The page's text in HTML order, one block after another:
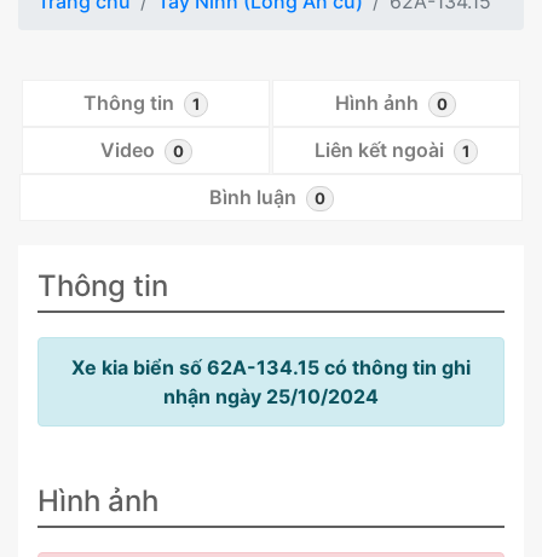
Thông tin 1 Hình ảnh 0
Video 0 Liên kết ngoài 1
Bình luận 0
Thông tin
Xe kia biển số 62A-134.15 có thông tin ghi
nhận ngày 25/10/2024
Hình ảnh